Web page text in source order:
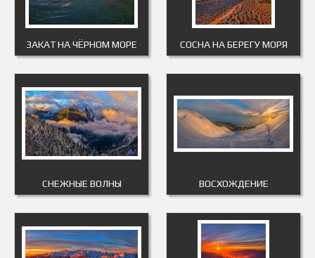
ЗАКАТ НА ЧЁРНОМ МОРЕ СОСНА НА БЕРЕГУ МОРЯ
СНЕЖНЫЕ ВОЛНЫ ВОСХОЖДЕНИЕ